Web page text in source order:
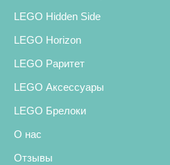
LEGO Hidden Side
LEGO Horizon
LEGO Раритет
LEGO Аксессуары
LEGO Брелоки
О нас
Отзывы